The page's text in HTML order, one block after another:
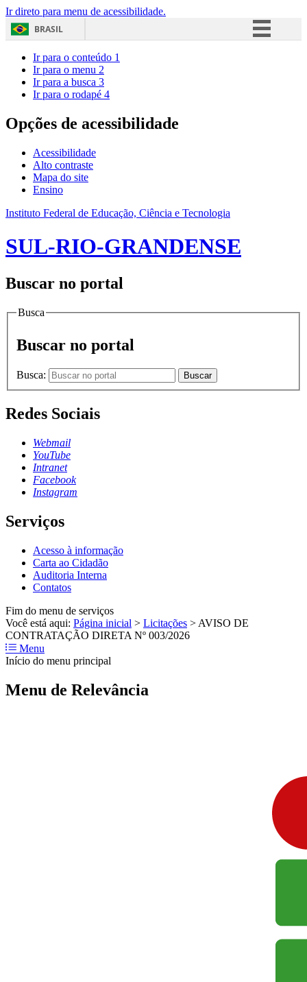
Ir direto para menu de acessibilidade.
BRASIL
Acesso à informação
Ir para o conteúdo 1
Ir para o menu 2
Ir para a busca 3
Ir para o rodapé 4
Opções de acessibilidade
Acessibilidade
Alto contraste
Mapa do site
Ensino
Instituto Federal de Educação, Ciência e Tecnologia
SUL-RIO-GRANDENSE
Buscar no portal
Busca
Buscar no portal
Busca: Buscar
Redes Sociais
Webmail
YouTube
Intranet
Facebook
Instagram
Serviços
Acesso à informação
Carta ao Cidadão
Auditoria Interna
Contatos
Fim do menu de serviços
Você está aqui: Página inicial > Licitações > AVISO DE
CONTRATAÇÃO DIRETA Nº 003/2026
Menu
Início do menu principal
Menu de Relevância